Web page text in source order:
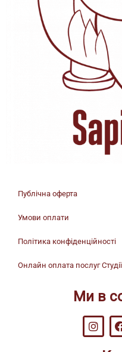
Публічна оферта
Умови оплати
Політика конфіденційності
Онлайн оплата послуг
Ми в